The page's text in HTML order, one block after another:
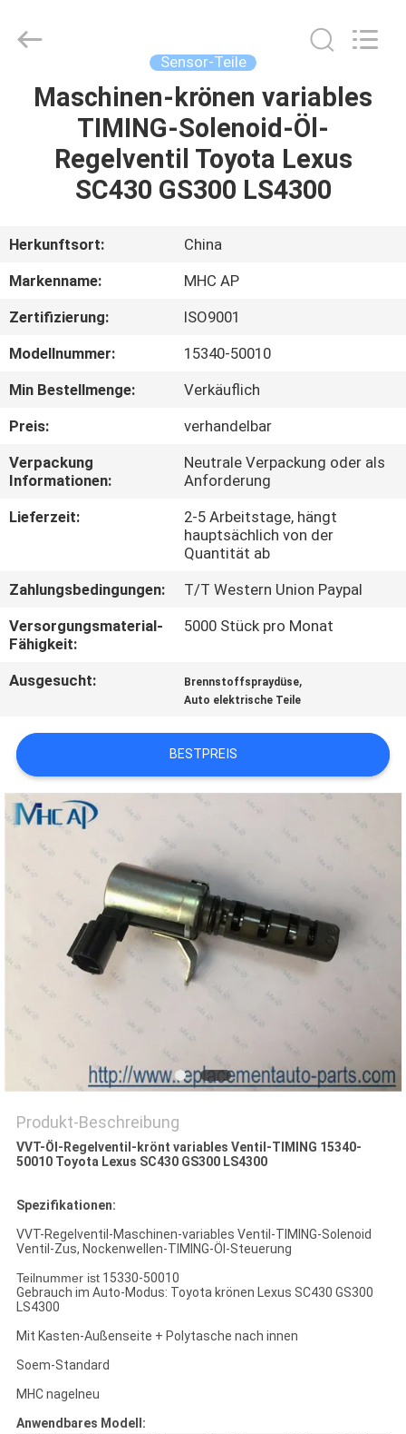
HEIM
PRODUKTE
UNS
AUSFLUG
QUALITÄTSKONTROLLE
KONTAKTIERE
UNS
EIN
ZITAT
SITEMAP
PRIVACY
POLICY
Parts
Limited.
Sensor-Teile
Maschinen-krönen variables
TIMING-Solenoid-Öl-
Regelventil Toyota Lexus
SC430 GS300 LS4300
Herkunftsort:
China
Markenname:
MHC AP
Zertifizierung:
ISO9001
Modellnummer:
15340-50010
Min Bestellmenge:
Verkäuflich
Preis:
verhandelbar
Verpackung
Informationen:
Neutrale Verpackung oder als
Anforderung
Lieferzeit:
2-5 Arbeitstage, hängt
hauptsächlich von der
Quantität ab
Zahlungsbedingungen:
T/T Western Union Paypal
Versorgungsmaterial-
Fähigkeit:
5000 Stück pro Monat
Ausgesucht: Brennstoffspraydüse,
Auto elektrische Teile
BESTPREIS
Produkt-Beschreibung
VVT-Öl-Regelventil-krönt variables Ventil-TIMING 15340-
50010 Toyota Lexus SC430 GS300 LS4300
Spezifikationen:
VVT-Regelventil-Maschinen-variables Ventil-TIMING-Solenoid
Ventil-Zus, Nockenwellen-TIMING-Öl-Steuerung
Teilnummer ist15330-50010
Gebrauch im Auto-Modus: Toyota krönen Lexus SC430 GS300
LS4300
Mit Kasten-Außenseite + Polytasche nach innen
Soem-Standard
MHC nagelneu
Anwendbares Modell: